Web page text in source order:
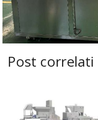
Post correlati